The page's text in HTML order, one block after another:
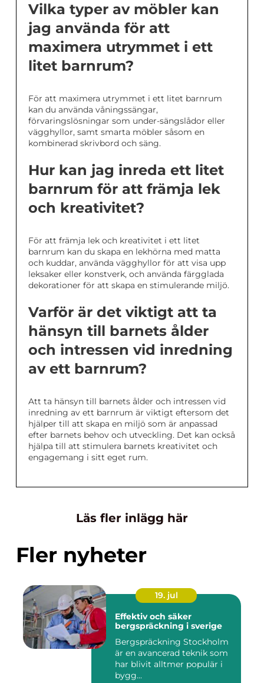
Vilka typer av möbler kan
jag använda för att
maximera utrymmet i ett
litet barnrum?
För att maximera utrymmet i ett litet barnrum
kan du använda våningssängar,
förvaringslösningar som under-sängslådor eller
vägghyllor, samt smarta möbler såsom en
kombinerad skrivbord och säng.
Hur kan jag inreda ett litet
barnrum för att främja lek
och kreativitet?
För att främja lek och kreativitet i ett litet
barnrum kan du skapa en lekhörna med matta
och kuddar, använda vägghyllor för att visa upp
leksaker eller konstverk, och använda färgglada
dekorationer för att skapa en stimulerande miljö.
Varför är det viktigt att ta
hänsyn till barnets ålder
och intressen vid inredning
av ett barnrum?
Att ta hänsyn till barnets ålder och intressen vid
inredning av ett barnrum är viktigt eftersom det
hjälper till att skapa en miljö som är anpassad
efter barnets behov och utveckling. Det kan också
hjälpa till att stimulera barnets kreativitet och
engagemang i sitt eget rum.
Läs fler inlägg här
Fler nyheter
19. jul
Effektiv och säker
bergspräckning i sverige
Bergspräckning Stockholm
är en avancerad teknik som
har blivit alltmer populär i
bygg...